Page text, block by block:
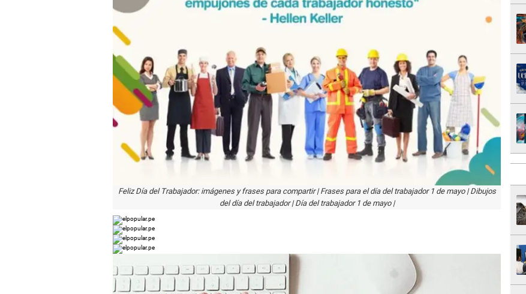
Feliz Día del Trabajador: imágenes y frases para compartir | Frases para el día del trabajador 1 de mayo | Dibujos
del día del trabajador | Día del trabajador 1 de mayo |